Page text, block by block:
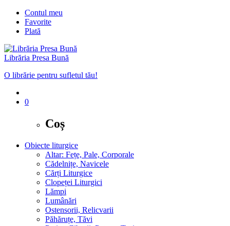
Contul meu
Favorite
Plată
Librăria Presa Bună
O librărie pentru sufletul tău!
0
Coș
Obiecte liturgice
Altar: Fețe, Pale, Corporale
Cădelnițe, Navicele
Cărți Liturgice
Clopeței Liturgici
Lămpi
Lumânări
Ostensorii, Relicvarii
Păhăruțe, Tăvi